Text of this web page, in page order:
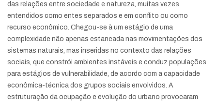
das relações entre sociedade e natureza, muitas vezes
entendidos como entes separados e em conflito ou como
recurso econômico. Chegou-se à um estágio de uma
complexidade não apenas estancada nas movimentações dos
sistemas naturais, mas inseridas no contexto das relações
sociais, que constrói ambientes instáveis e conduz populações
para estágios de vulnerabilidade, de acordo com a capacidade
econômica-técnica dos grupos sociais envolvidos. A
estruturação da ocupação e evolução do urbano provocaram